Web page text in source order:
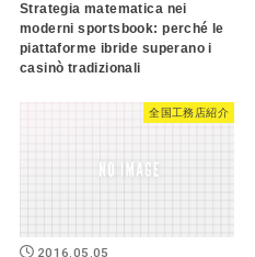
Strategia matematica nei
moderni sportsbook: perché le
piattaforme ibride superano i
casinò tradizionali
全国工務店紹介
2016.05.05